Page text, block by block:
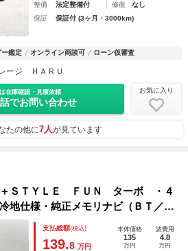
整備
法定整備付 修復
なし
保証
保証付 (3ヶ月・3000km)
ー鑑定 オンライン商談可 ローン仮審査
ージ ＨＡＲＵ
在庫確認・見積依頼
でお問い合わせ
お気に入り
たの他に7人が見ています
＋ＳＴＹＬＥ ＦＵＮ ターボ ・４
地仕様・純正メモリナビ（ＢＴ／Ｃ
ＵＸ／ＵＳＢ／フルセグ）・バック
ーズコントロール・レーンキープア
支払総額(税込)
139.8 万円
本体価格
135
万円
諸費用
4.8
万円